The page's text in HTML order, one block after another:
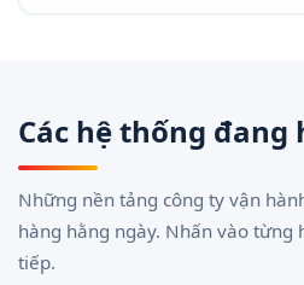
Các hệ thống đang
Những nền tảng công ty vận
hàng hằng ngày. Nhấn vào từng
tiếp.